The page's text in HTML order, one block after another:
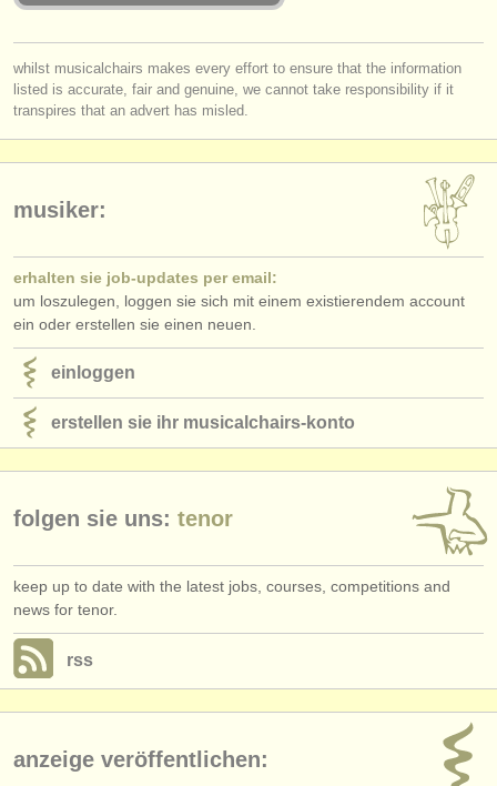
whilst musicalchairs makes every effort to ensure that the information
listed is accurate, fair and genuine, we cannot take responsibility if it
transpires that an advert has misled.
musiker:
erhalten sie job-updates per email:
um loszulegen, loggen sie sich mit einem existierendem account
ein oder erstellen sie einen neuen.
einloggen
erstellen sie ihr musicalchairs-konto
folgen sie uns: tenor
keep up to date with the latest jobs, courses, competitions and
news for tenor.
rss
anzeige veröffentlichen: